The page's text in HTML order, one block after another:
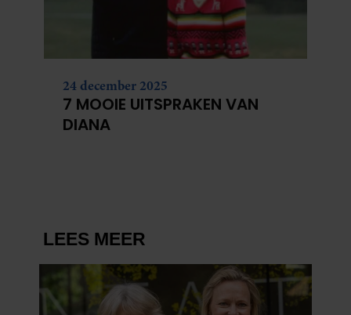
24 december 2025
7 MOOIE UITSPRAKEN VAN
DIANA